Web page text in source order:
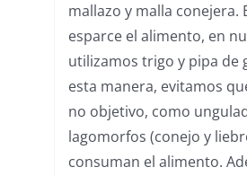
mallazo y malla conejera.
esparce el alimento, en
utilizamos trigo y pipa de
esta manera, evitamos
no objetivo, como
lagomorfos (conejo y
consuman el alimento.